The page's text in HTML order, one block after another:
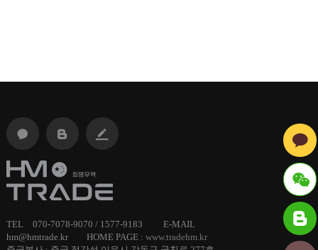
ID :
TEL 070-7078-9070 / 1577-9183 E-MAIL
hm@hmtrade.kr HOME PAGE : www.tradehm.kr